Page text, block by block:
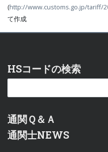
(http://www.customs.go.jp/tariff/
て作成
HSコードの検索
通関Ｑ＆Ａ
通関士NEWS